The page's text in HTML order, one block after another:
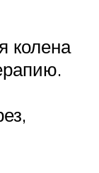
колена